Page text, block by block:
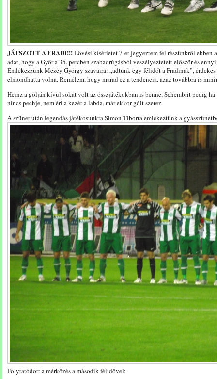
JÁTSZOTT A FRADI!!!Lövési kísérletet 7-et jegyeztem fel részünkről ebben
adat, hogy a Győr a 35. percben szabadrúgásból veszélyeztetett először és
Emlékezzünk Mezey György szavaira: „adtunk egy félidőt a Fradinak”,
elmondhatta volna. Remélem, hogy marad ez a tendencia, azaz továbbra is
Heinz a gólján kívül sokat volt az összjátékokban is benne, Schembrit pedig
nincs pechje, nem éri a kezét a labda, már ekkor gólt szerez.
A szünet után legendás játékosunkra Simon Tiborra emlékeztünk a
Folytatódott a mérkőzés a második félidővel: